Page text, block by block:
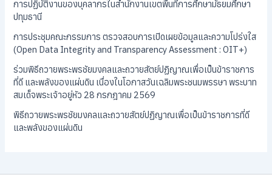
การปฏิบัติงานของบุคลากรในสำนักงานเขตพื้นที่การศึกษามัธยมศึกษา
ปทุมธานี
การประชุมคณะกรรมการ ตรวจสอบการเปิดเผยข้อมูลและความโปร่งใส
(Open Data Integrity and Transparency Assessment : OIT+)
ร่วมพิธีถวายพระพรชัยมงคลและถวายสัตย์ปฏิญาณเพื่อเป็นข้าราชการ
ที่ดี และพลังของแผ่นดิน เนื่องในโอกาสวันเฉลิมพระชนมพรรษา พระบาท
สมเด็จพระเจ้าอยู่หัว 28 กรกฎาคม 2569
พิธีถวายพระพรชัยมงคลและถวายสัตย์ปฏิญาณเพื่อเป็นข้าราชการที่ดี
และพลังของแผ่นดิน